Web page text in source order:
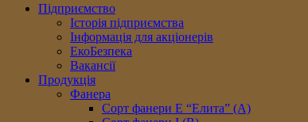
Підприємство
Історія підприємства
Інформація для акціонерів
ЕкоБезпека
Вакансії
Продукція
Фанера
Сорт фанери E “Елита” (A)